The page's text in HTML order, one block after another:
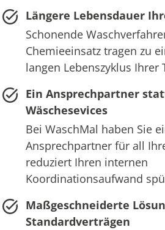
Längere Lebensdauer
Schonende
Chemieeinsatz tragen zu
langen Lebenszyklus Ihrer
Ein Ansprechpartner
Wäschesevices
Bei WaschMal haben Sie
Ansprechpartner für all
reduziert Ihren internen
Koordinationsaufwand
Maßgeschneiderte
Standardverträgen